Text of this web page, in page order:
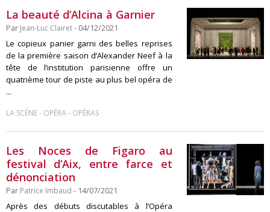
La beauté d’Alcina à Garnier
Par Jean-Luc Clairet- 04/12/2021
Le copieux panier garni des belles reprises
de la première saison d’Alexander Neef à la
tête de l’institution parisienne offre un
quatrième tour de piste au plus bel opéra de
...
LA SCÈNE- OPÉRA- OPÉRAS
Les Noces de Figaro au
festival d’Aix, entre farce et
dénonciation
Par Patrice Imbaud - 14/07/2021
Après des débuts discutables à l’Opéra